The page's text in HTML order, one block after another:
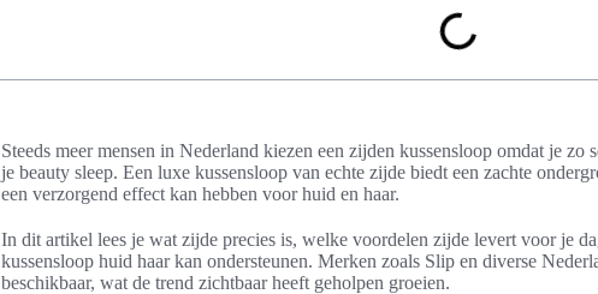
Steeds meer mensen in Nederland kiezen een zijden kussensloop omdat je
je beauty sleep. Een luxe kussensloop van echte zijde biedt een zachte
een verzorgend effect kan hebben voor huid en haar.
In dit artikel lees je wat zijde precies is, welke voordelen zijde levert voor je
kussensloop huid haar kan ondersteunen. Merken zoals Slip en diverse
beschikbaar, wat de trend zichtbaar heeft geholpen groeien.